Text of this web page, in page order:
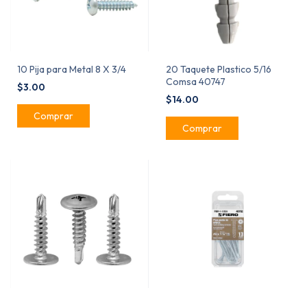
10 Pija para Metal 8 X 3/4
$3.00
20 Taquete Plastico 5/16
Comsa 40747
$14.00